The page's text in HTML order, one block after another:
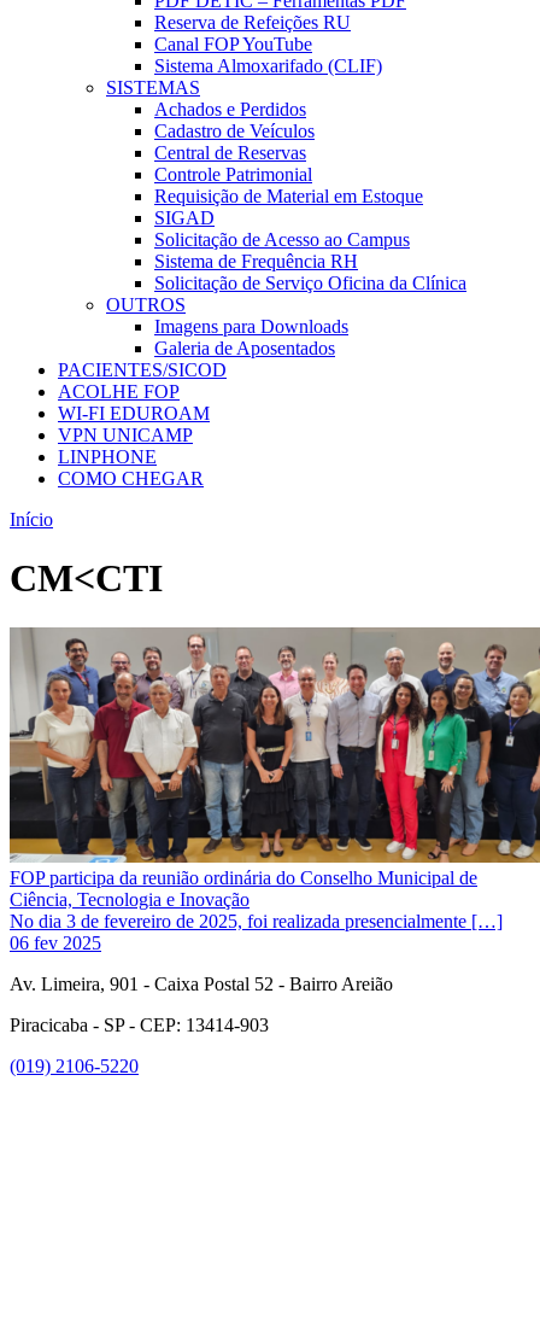
Reserva de Refeições RU
Canal FOP YouTube
Sistema Almoxarifado (CLIF)
SISTEMAS
Achados e Perdidos
Cadastro de Veículos
Central de Reservas
Controle Patrimonial
Requisição de Material em Estoque
SIGAD
Solicitação de Acesso ao Campus
Sistema de Frequência RH
Solicitação de Serviço Oficina da Clínica
OUTROS
Imagens para Downloads
Galeria de Aposentados
PACIENTES/SICOD
ACOLHE FOP
WI-FI EDUROAM
VPN UNICAMP
LINPHONE
COMO CHEGAR
Início
CM<CTI
FOP participa da reunião ordinária do Conselho Municipal de
Ciência, Tecnologia e Inovação
No dia 3 de fevereiro de 2025, foi realizada presencialmente […]
06 fev 2025
Av. Limeira, 901 - Caixa Postal 52 - Bairro Areião
Piracicaba - SP - CEP: 13414-903
(019) 2106-5220